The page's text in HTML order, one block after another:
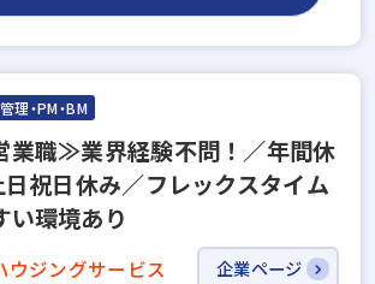
理・PM・BM
職≫業界経験不問！／年間休
祝日休み／フレックスタイム
い環境あり
ウジングサービス 企業ページ